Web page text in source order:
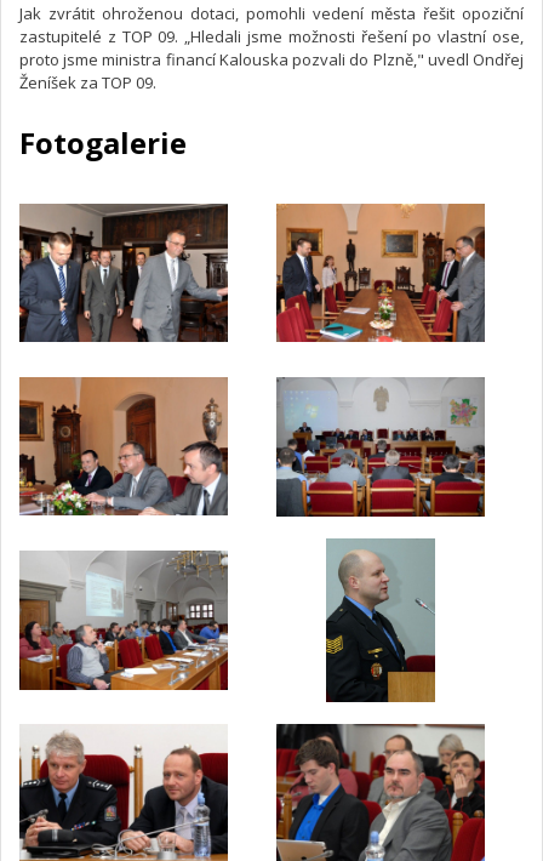
Jak zvrátit ohroženou dotaci, pomohli vedení města řešit opoziční
zastupitelé z TOP 09. „Hledali jsme možnosti řešení po vlastní ose,
proto jsme ministra financí Kalouska pozvali do Plzně," uvedl Ondřej
Ženíšek za TOP 09.
Fotogalerie